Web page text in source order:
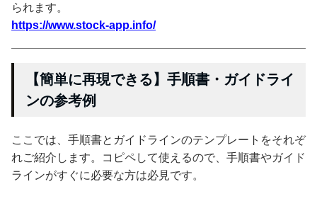
られます。
https://www.stock-app.info/
【簡単に再現できる】手順書・ガイドライ
ンの参考例
ここでは、手順書とガイドラインのテンプレートをそれぞ
れご紹介します。コピペして使えるので、手順書やガイド
ラインがすぐに必要な方は必見です。